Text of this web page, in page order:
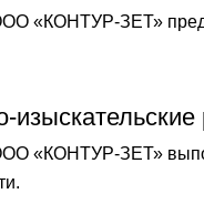
«КОНТУР-ЗЕТ»
«КОНТУР-ЗЕТ»